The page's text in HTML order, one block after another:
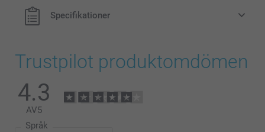
Specifikationer
Trustpilot produktomdömen
4.3
AV5
Språk